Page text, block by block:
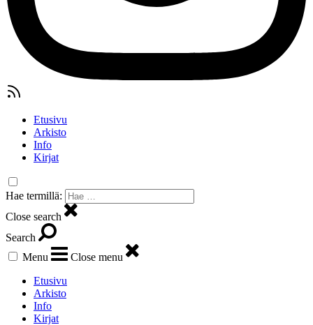
Etusivu
Arkisto
Info
Kirjat
Hae termillä:
Close search
Search
Menu
Close menu
Etusivu
Arkisto
Info
Kirjat